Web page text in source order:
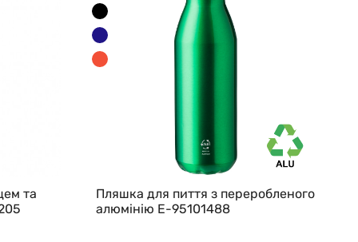
та
Пляшка для пиття з переробленого
алюмінію E-95101488